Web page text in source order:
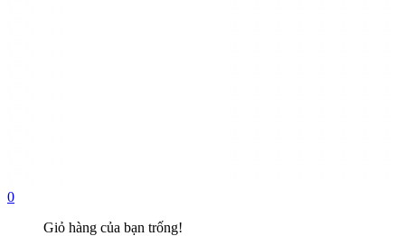
0
Giỏ hàng của bạn trống!